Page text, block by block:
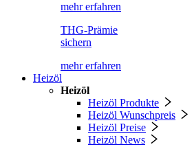
mehr erfahren
THG-Prämie
sichern
mehr erfahren
Heizöl
Heizöl
Heizöl Produkte
Heizöl Wunschpreis
Heizöl Preise
Heizöl News